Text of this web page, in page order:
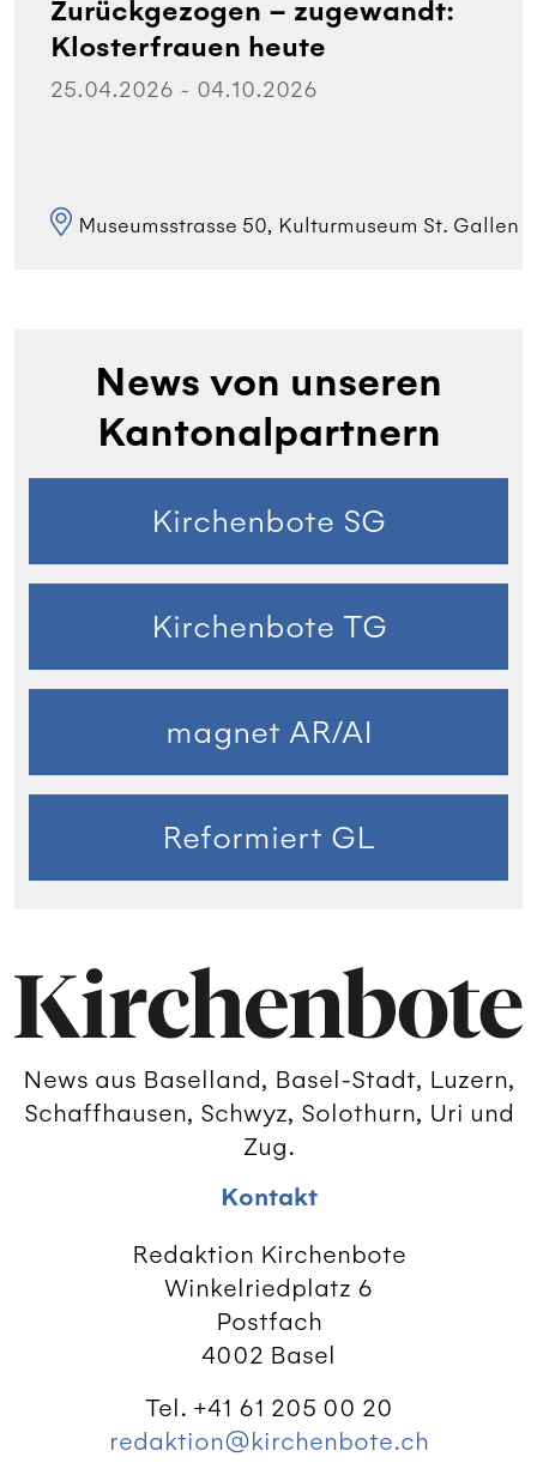
Zurückgezogen – zugewandt:
Klosterfrauen heute
25.04.2026 - 04.10.2026
Museumsstrasse 50, Kulturmuseum St. Gallen
News von unseren
Kantonalpartnern
Kirchenbote SG
Kirchenbote TG
magnet AR/AI
Reformiert GL
News aus Baselland, Basel-Stadt, Luzern,
Schaffhausen, Schwyz, Solothurn, Uri und
Zug.
Kontakt
Redaktion Kirchenbote
Winkelriedplatz 6
Postfach
4002 Basel
Tel. +41 61 205 00 20
redaktion@kirchenbote.ch